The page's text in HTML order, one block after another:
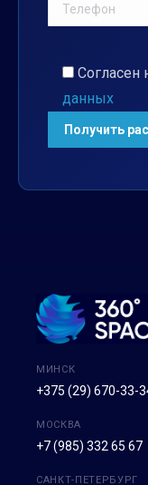
Согласен
данных
МИНСК
+375 (29) 670-33-
МОСКВА
+7 (985) 332 65 67
САНКТ-ПЕТЕРБУРГ